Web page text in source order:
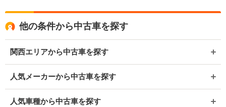
他の条件から中古車を探す
関西エリアから中古車を探す
人気メーカーから中古車を探す
人気車種から中古車を探す